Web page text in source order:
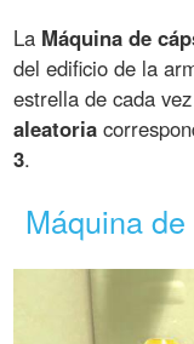
La Máquina de
del edificio de la
estrella de cada
aleatoria
3.
Máquina